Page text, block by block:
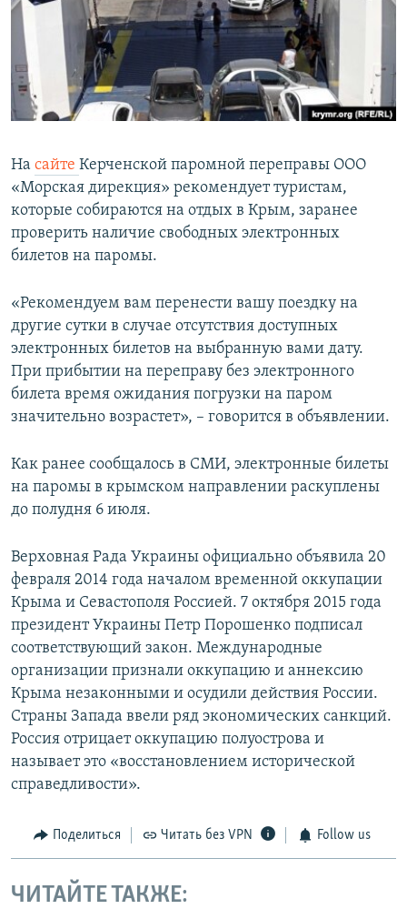
ПОБЕДИТЕЛЕЙ НЕ СУДЯТ?
КРЫМ.НЕПОКОРЕННЫЙ
ELIFBE
УКРАИНСКАЯ ПРОБЛЕМА КРЫМА
ПРИСОЕДИНЯЙТЕСЬ!
На сайте Керченской паромной переправы ООО
«Морская дирекция» рекомендует туристам,
которые собираются на отдых в Крым, заранее
проверить наличие свободных электронных
билетов на паромы.
«Рекомендуем вам перенести вашу поездку на
другие сутки в случае отсутствия доступных
электронных билетов на выбранную вами дату.
При прибытии на переправу без электронного
билета время ожидания погрузки на паром
значительно возрастет», – говорится в объявлении.
Как ранее сообщалось в СМИ, электронные билеты
на паромы в крымском направлении раскуплены
до полудня 6 июля.
Верховная Рада Украины официально объявила 20
февраля 2014 года началом временной оккупации
Крыма и Севастополя Россией. 7 октября 2015 года
президент Украины Петр Порошенко подписал
соответствующий закон. Международные
организации признали оккупацию и аннексию
Крыма незаконными и осудили действия России.
Страны Запада ввели ряд экономических санкций.
Россия отрицает оккупацию полуострова и
называет это «восстановлением исторической
справедливости».
Поделиться Читать без VPN Follow us
ЧИТАЙТЕ ТАКЖЕ: